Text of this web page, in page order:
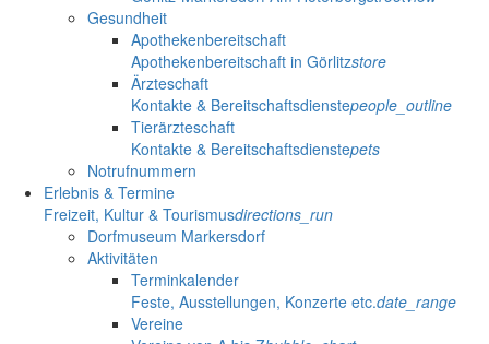
Gesundheit
Apothekenbereitschaft
Apothekenbereitschaft in Görlitzstore
Ärzteschaft
Kontakte & Bereitschaftsdienstepeople_outline
Tierärzteschaft
Kontakte & Bereitschaftsdienstepets
Notrufnummern
Erlebnis & Termine
Freizeit, Kultur & Tourismusdirections_run
Dorfmuseum Markersdorf
Aktivitäten
Terminkalender
Feste, Ausstellungen, Konzerte etc.date_range
Vereine